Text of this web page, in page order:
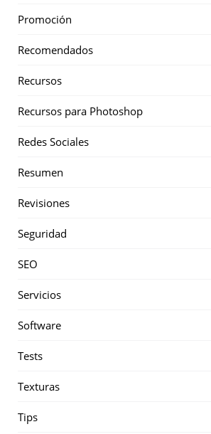
Promoción
Recomendados
Recursos
Recursos para Photoshop
Redes Sociales
Resumen
Revisiones
Seguridad
SEO
Servicios
Software
Tests
Texturas
Tips